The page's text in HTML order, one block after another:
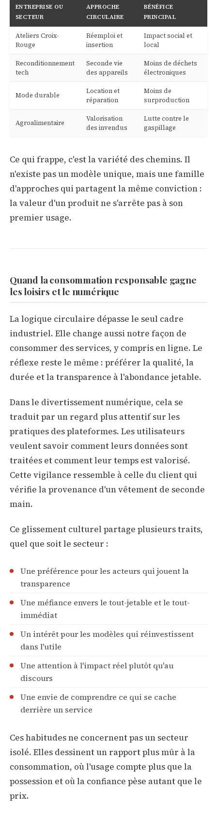
ENTREPRISE OU
SECTEUR
APPROCHE
CIRCULAIRE
BÉNÉFICE
PRINCIPAL
Ateliers Croix-
Rouge
Réemploi et
insertion
Impact social et
local
Reconditionnement
tech
Seconde vie
des appareils
Moins de déchets
électroniques
Mode durable
Location et
réparation
Moins de
surproduction
Agroalimentaire
Valorisation
des invendus
Lutte contre le
gaspillage
Ce qui frappe, c'est la variété des chemins. Il
n'existe pas un modèle unique, mais une famille
d'approches qui partagent la même conviction :
la valeur d'un produit ne s'arrête pas à son
premier usage.
Quand la consommation responsable gagne
les loisirs et le numérique
La logique circulaire dépasse le seul cadre
industriel. Elle change aussi notre façon de
consommer des services, y compris en ligne. Le
réflexe reste le même : préférer la qualité, la
durée et la transparence à l'abondance jetable.
Dans le divertissement numérique, cela se
traduit par un regard plus attentif sur les
pratiques des plateformes. Les utilisateurs
veulent savoir comment leurs données sont
traitées et comment leur temps est valorisé.
Cette vigilance ressemble à celle du client qui
vérifie la provenance d'un vêtement de seconde
main.
Ce glissement culturel partage plusieurs traits,
quel que soit le secteur :
Une préférence pour les acteurs qui jouent la
transparence
Une méfiance envers le tout-jetable et le tout-
immédiat
Un intérêt pour les modèles qui réinvestissent
dans l'utile
Une attention à l'impact réel plutôt qu'au
discours
Une envie de comprendre ce qui se cache
derrière un service
Ces habitudes ne concernent pas un secteur
isolé. Elles dessinent un rapport plus mûr à la
consommation, où l'usage compte plus que la
possession et où la confiance pèse autant que le
prix.